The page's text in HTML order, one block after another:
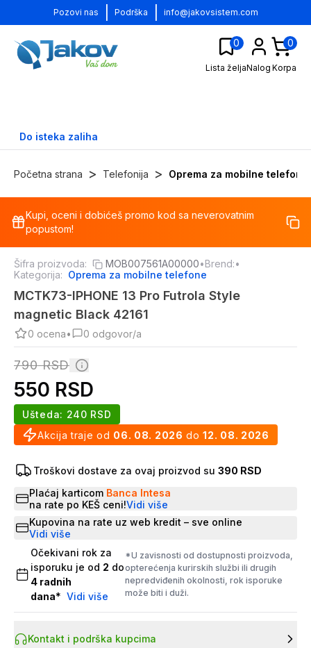
Pozovi nas Podrška info@jakovsistem.com
0
Lista željaNalog
0
Korpa
Do isteka zaliha
Početna strana > Telefonija > Oprema za mobilne telefone
%
Kupi, oceni i dobićeš promo kod sa neverovatnim
popustom!
Šifra proizvoda: MOB007561A00000•Brend:•
Kategorija: Oprema za mobilne telefone
MCTK73-IPHONE 13 Pro Futrola Style
magnetic Black 42161
0 ocena• 0 odgovor/a
790RSD
550 RSD
Akcija traje od 06. 08. 2026 do 12. 08. 2026
Ušteda: 240 RSD
Troškovi dostave za ovaj proizvod su 390 RSD
Plaćaj karticom Banca Intesa
na rate po KEŠ ceni!Vidi više
Kupovina na rate uz web kredit – sve online
Vidi više
Očekivani rok za
isporuku je od 2 do
4 radnih
dana* Vidi više
*U zavisnosti od dostupnosti proizvoda,
opterećenja kurirskih službi ili drugih
nepredviđenih okolnosti, rok isporuke
može biti i duži.
Kontakt i podrška kupcima